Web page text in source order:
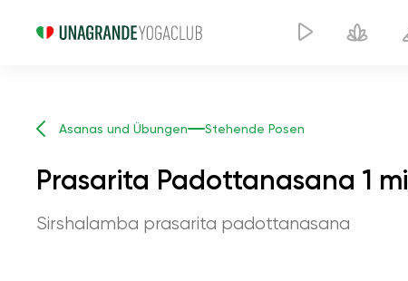
Asanas und Übungen Stehende Posen
Prasarita Padottanasana 1
Sirshalamba prasarita padottanasana